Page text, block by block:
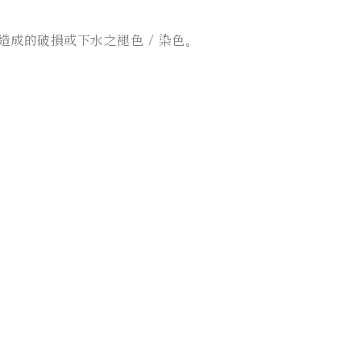
成的破損或下水之褪色 / 染色。